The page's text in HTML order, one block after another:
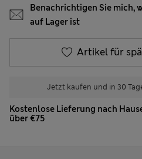
Benachrichtigen Sie mich,
auf Lager ist
Artikel für
Jetzt kaufen und in 30
Kostenlose Lieferung nach
über €75